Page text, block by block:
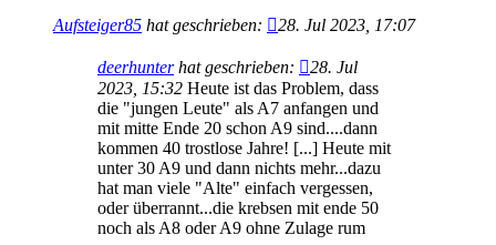
Aufsteiger85 hat geschrieben: 28. Jul 2023, 17:07
deerhunterhat geschrieben:
28. Jul
2023, 15:32 Heute ist das Problem, dass
die "jungen Leute" als A7 anfangen und
mit mitte Ende 20 schon A9 sind....dann
kommen 40 trostlose Jahre! [...] Heute mit
unter 30 A9 und dann nichts mehr...dazu
hat man viele "Alte" einfach vergessen,
oder überrannt...die krebsen mit ende 50
noch als A8 oder A9 ohne Zulage rum